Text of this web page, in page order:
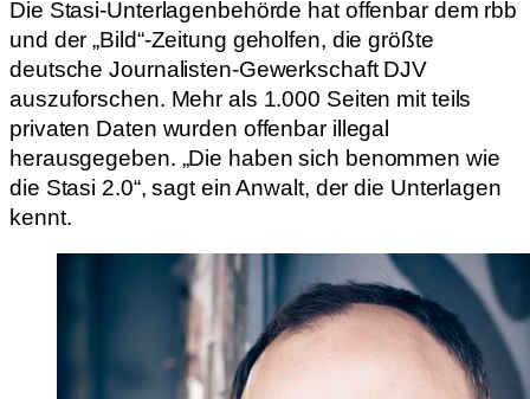
Die Stasi-Unterlagenbehörde hat offenbar dem rbb
und der „Bild“-Zeitung geholfen, die größte
deutsche Journalisten-Gewerkschaft DJV
auszuforschen. Mehr als 1.000 Seiten mit teils
privaten Daten wurden offenbar illegal
herausgegeben. „Die haben sich benommen wie
die Stasi 2.0“, sagt ein Anwalt, der die Unterlagen
kennt.